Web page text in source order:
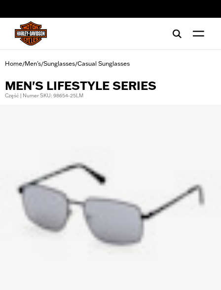
Home/Men's/Sunglasses/Casual Sunglasses
MEN'S LIFESTYLE SERIES
Część | Numer SKU: 98654-25LM